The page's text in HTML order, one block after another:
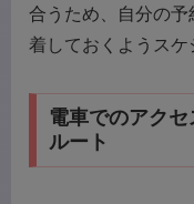
合うため、自分の予
着しておくようスケ
電車でのアク
ルート